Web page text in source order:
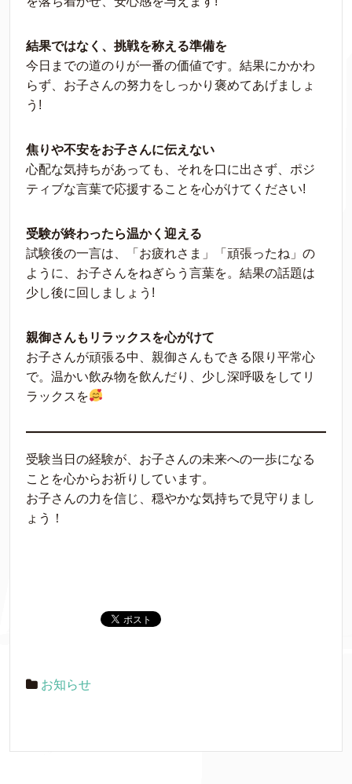
結果ではなく、挑戦を称える準備を
今日までの道のりが一番の価値です。結果にかかわ
らず、お子さんの努力をしっかり褒めてあげましょ
う!
焦りや不安をお子さんに伝えない
心配な気持ちがあっても、それを口に出さず、ポジ
ティブな言葉で応援することを心がけてください!
受験が終わったら温かく迎える
試験後の一言は、「お疲れさま」「頑張ったね」の
ように、お子さんをねぎらう言葉を。結果の話題は
少し後に回しましょう!
親御さんもリラックスを心がけて
お子さんが頑張る中、親御さんもできる限り平常心
で。温かい飲み物を飲んだり、少し深呼吸をしてリ
ラックスを
受験当日の経験が、お子さんの未来への一歩になる
ことを心からお祈りしています。
お子さんの力を信じ、穏やかな気持ちで見守りまし
ょう！
お知らせ